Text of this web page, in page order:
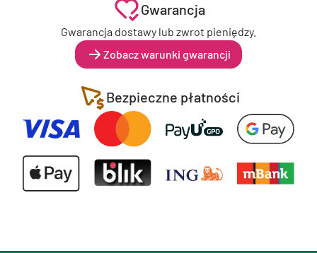
Gwarancja
Gwarancja dostawy lub zwrot pieniędzy.
Zobacz warunki gwarancji
Bezpieczne płatności